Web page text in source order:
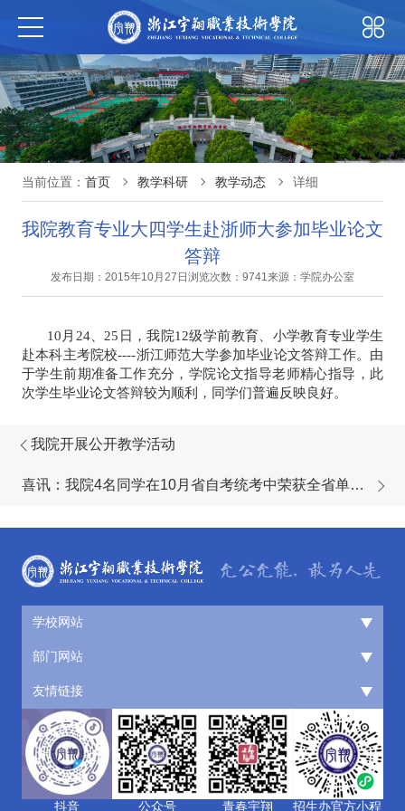
当前位置： 首页 教学科研 教学动态 详细
我院教育专业大四学生赴浙师大参加毕业论文
答辩
发布日期：2015年10月27日 浏览次数：9741来源：学院办公室
10月24、25日，我院12级学前教育、小学教育专业学生
赴本科主考院校----浙江师范大学参加毕业论文答辩工作。由
于学生前期准备工作充分，学院论文指导老师精心指导，此
次学生毕业论文答辩较为顺利，同学们普遍反映良好。
我院开展公开教学活动
喜讯：我院4名同学在10月省自考统考中荣获全省单科
学校网站
部门网站
友情链接
抖音 公众号 青春宇翔 招生办官方小程